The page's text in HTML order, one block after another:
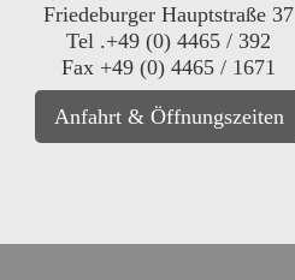
Friedeburger Hauptstraße 37
Tel .+49 (0) 4465 / 392
Fax +49 (0) 4465 / 1671
Anfahrt & Öffnungszeiten